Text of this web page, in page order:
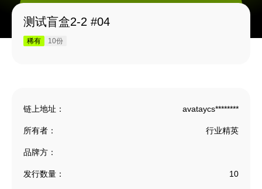
测试盲盒2-2 #04
稀有 10份
链上地址： avataycs********
所有者： 行业精英
品牌方：
发行数量： 10